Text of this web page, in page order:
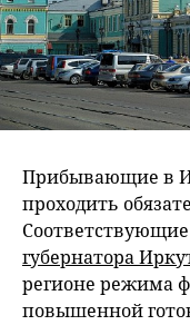
Прибывающие в
проходить
губернатора
регионе режима
повышенной